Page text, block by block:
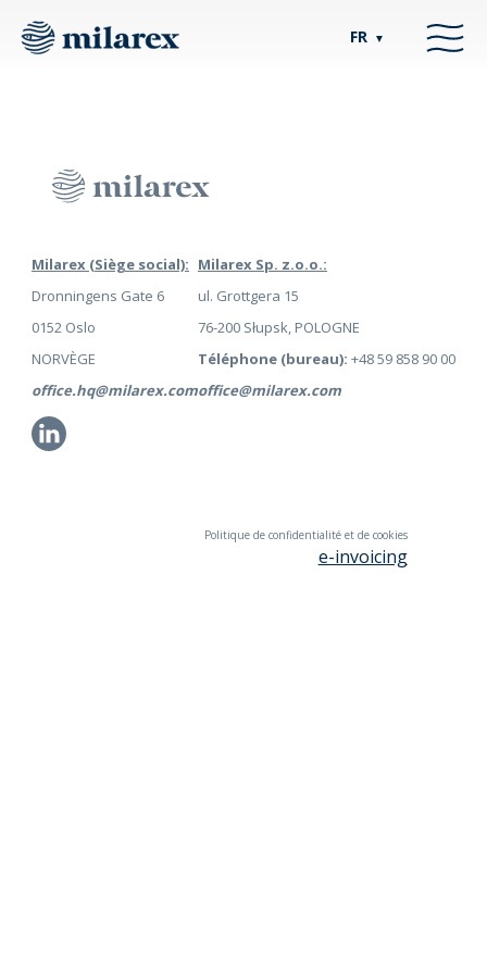
FR ▼
Milarex (Siège social):
Dronningens Gate 6
0152 Oslo
NORVÈGE
office.hq@milarex.com
Li
Milarex Sp. z.o.o.:
ul. Grottgera 15
76-200 Słupsk, POLOGNE
Téléphone (bureau): +48 59 858 90 00
office@milarex.com
Politique de confidentialité et de cookies
e-invoicing